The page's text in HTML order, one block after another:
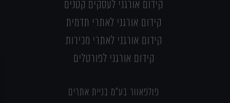
קידום אורגני לעסקים קטנים
קידום אורגני לאתרי תדמית
קידום אורגני לאתרי מכירות
קידום אורגני לפורטלים
פולפאוור בע"מ בניית אתרים